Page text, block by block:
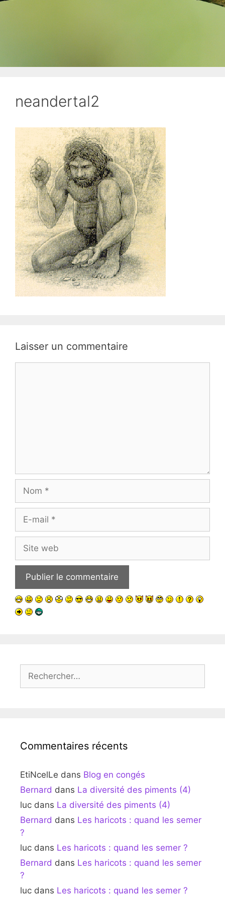
neandertal2
Laisser un commentaire
mail
web
Commentaires récents
EtiNcelLe dans Blog en congés
Bernard dans La diversité des piments (4)
luc dans La diversité des piments (4)
Bernard dans Les haricots : quand les semer
?
luc dans Les haricots : quand les semer ?
Bernard dans Les haricots : quand les semer
?
luc dans Les haricots : quand les semer ?